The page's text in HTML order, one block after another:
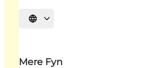
Vælg sprog
Mere Fyn